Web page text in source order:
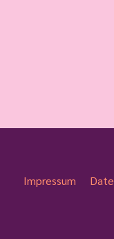
Impressum